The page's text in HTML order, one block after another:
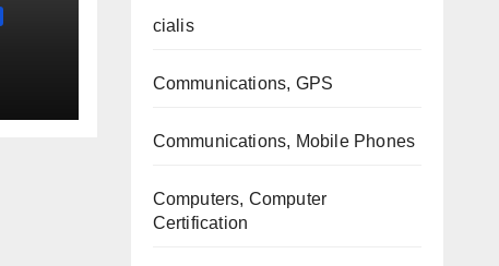
cialis
Communications, GPS
Communications, Mobile Phones
Computers, Computer
Certification